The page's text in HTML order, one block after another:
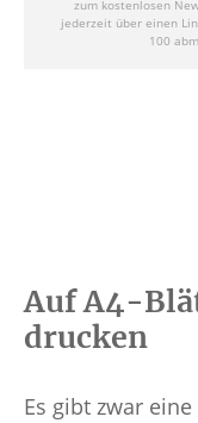
Auf A4-
drucken
Es gibt zwar